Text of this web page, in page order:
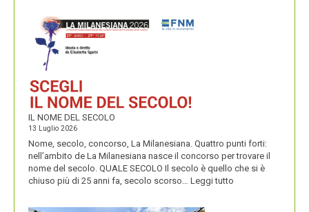
E
IL NOME DEL SECOLO
13 Luglio 2026
Nome, secolo, concorso, La Milanesiana. Quattro punti forti:
nell’ambito de La Milanesiana nasce il concorso per trovare il
nome del secolo. QUALE SECOLO Il secolo è quello che si è
chiuso più di 25 anni fa, secolo scorso… Leggi tutto